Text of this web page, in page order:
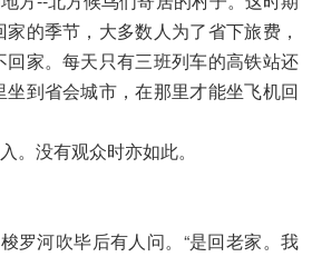
的季节，大多数人为了省下旅费，
家。每天只有三班列车的高铁站还
到省会城市，在那里才能坐飞机回
没有观众时亦如此。
罗河吹毕后有人问。“是回老家。我